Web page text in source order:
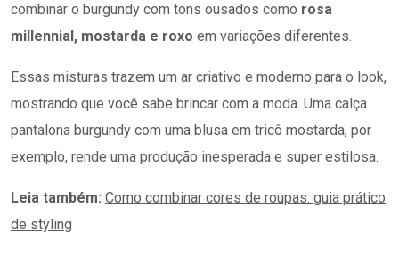
combinar o burgundy com tons ousados como rosa
millennial, mostarda e roxo em variações diferentes.
Essas misturas trazem um ar criativo e moderno para o look,
mostrando que você sabe brincar com a moda. Uma calça
pantalona burgundy com uma blusa em tricô mostarda, por
exemplo, rende uma produção inesperada e super estilosa.
Leia também: Como combinar cores de roupas: guia prático
de styling